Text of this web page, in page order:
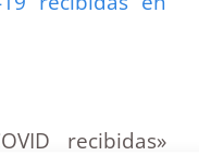
recibidas»